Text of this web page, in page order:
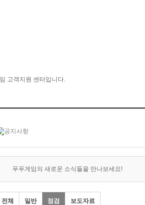
푸푸게임의 새로운 소식들을 만나보세요!
전체 일반 점검 보도자료